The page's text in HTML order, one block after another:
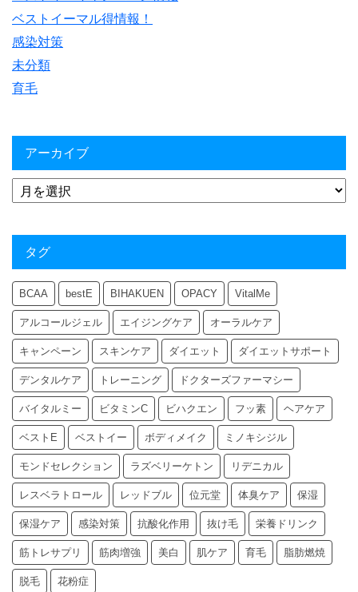
ベストイーマル得情報！
感染対策
未分類
育毛
アーカイブ
タグ
BCAA bestE BIHAKUEN OPACY VitalMe
アルコールジェル エイジングケア オーラルケア
キャンペーン スキンケア ダイエット ダイエットサポート
デンタルケア トレーニング ドクターズファーマシー
バイタルミー ビタミンC ビハクエン フッ素 ヘアケア
ベストE ベストイー ボディメイク ミノキシジル
モンドセレクション ラズベリーケトン リデニカル
レスベラトロール レッドブル 位元堂 体臭ケア 保湿
保湿ケア 感染対策 抗酸化作用 抜け毛 栄養ドリンク
筋トレサプリ 筋肉増強 美白 肌ケア 育毛 脂肪燃焼
脱毛 花粉症